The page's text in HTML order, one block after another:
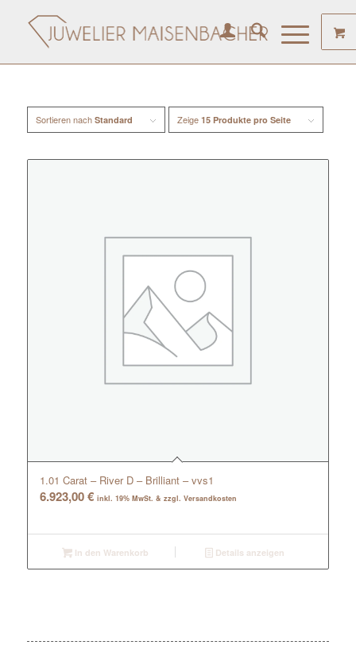
Sortieren nach Standard Zeige 15 Produkte pro Seite
1.01 Carat – River D – Brilliant – vvs1
6.923,00€ inkl. 19% MwSt. & zzgl. Versandkosten
In den Warenkorb Details anzeigen